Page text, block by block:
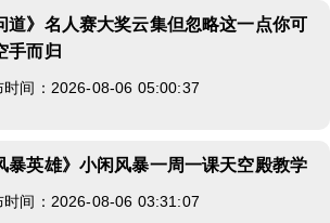
道》名人赛大奖云集但忽略这一点你可
手而归
时间：2026-08-06 05:00:37
暴英雄》小闲风暴一周一课天空殿教学
时间：2026-08-06 03:31:07